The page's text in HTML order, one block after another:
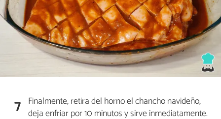
7 Finalmente, retira del horno el chancho navideño,
deja enfriar por 10 minutos y sirve inmediatamente.